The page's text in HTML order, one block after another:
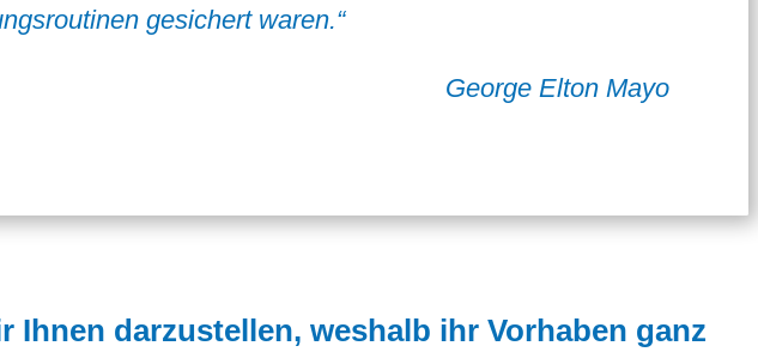
gesichert waren.“
George Elton Mayo
darzustellen, weshalb ihr Vorhaben ganz